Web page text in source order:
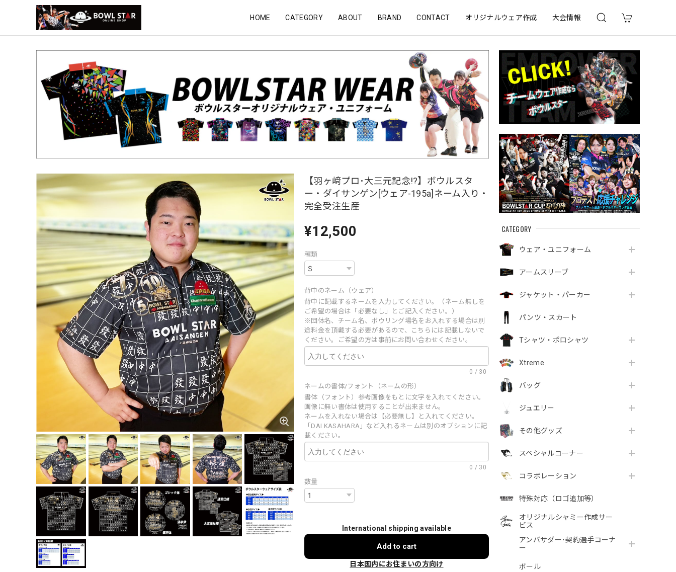
HOME CATEGORY ABOUT BRAND CONTACT オリジナルウェア作成 大会情報
CATEGORY
ウェア・ユニフォーム
アームスリーブ
ジャケット・パーカー
パンツ・スカート
Tシャツ・ポロシャツ
Xtreme
バッグ
ジュエリー
その他グッズ
スペシャルコーナー
コラボレーション
特殊対応（ロゴ追加等）
オリジナルシャミー作成サー
ビス
アンバサダー･契約選手コーナ
ー
ボール
【羽ヶ﨑プロ･大三元記念!?】ボウルスタ
ー・ダイサンゲン[ウェア-195a]ネーム入り・
完全受注生産
¥12,500
種類
背中のネーム（ウェア）
背中に記載するネームを入力してください。（ネーム無しを
ご希望の場合は「必要なし」とご記入ください。）
※団体名、チーム名、ボウリング場名をお入れする場合は別
途料金を頂戴する必要があるので、こちらには記載しないで
ください。ご希望の方は事前にお問い合わせください。
0 / 30
ネームの書体/フォント（ネームの形）
書体（フォント）参考画像をもとに文字を入れてください。
画像に無い書体は使用することが出来ません。
ネームを入れない場合は【必要無し】と入れてください。
「DAI KASAHARA」など入れるネームは別のオプションに記
載ください。
0 / 30
数量
International shipping available
Add to cart
日本国内にお住まいの方向け